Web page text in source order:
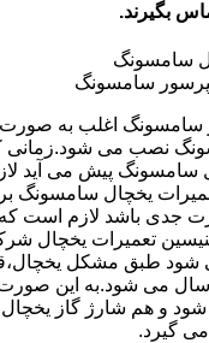
سامسونگ
سامسونگ
سامسونگ اغلب به صورت
نصب می شود.زمانی
سامسونگ پیش می آید
یخچال سامسونگ
جدی باشد لازم است که
تعمیرات یخچال
طبق مشکل
می شود.به این
و هم شارژ گاز
گیرد.